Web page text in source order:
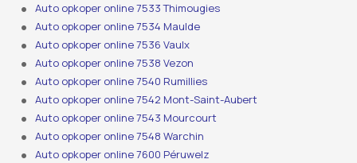
Auto opkoper online 7533 Thimougies
Auto opkoper online 7534 Maulde
Auto opkoper online 7536 Vaulx
Auto opkoper online 7538 Vezon
Auto opkoper online 7540 Rumillies
Auto opkoper online 7542 Mont-Saint-Aubert
Auto opkoper online 7543 Mourcourt
Auto opkoper online 7548 Warchin
Auto opkoper online 7600 Péruwelz